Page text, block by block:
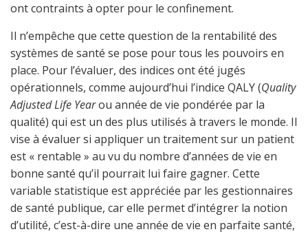
ont contraints à opter pour le confinement.
Il n’empêche que cette question de la rentabilité des
systèmes de santé se pose pour tous les pouvoirs en
place. Pour l’évaluer, des indices ont été jugés
opérationnels, comme aujourd’hui l’indice QALY (Quality
Adjusted Life Yearou année de vie pondérée par la
qualité) qui est un des plus utilisés à travers le monde. Il
vise à évaluer si appliquer un traitement sur un patient
est « rentable » au vu du nombre d’années de vie en
bonne santé qu’il pourrait lui faire gagner. Cette
variable statistique est appréciée par les gestionnaires
de santé publique, car elle permet d’intégrer la notion
d’utilité, c’est-à-dire une année de vie en parfaite santé,